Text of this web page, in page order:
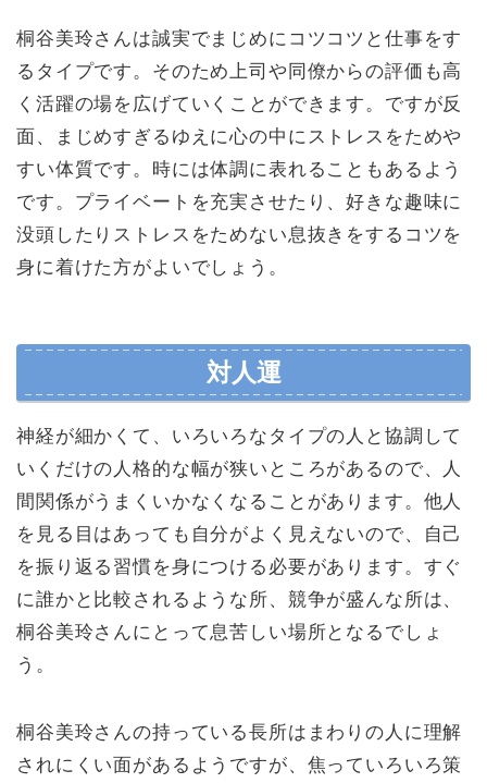
桐谷美玲さんは誠実でまじめにコツコツと仕事をす
るタイプです。そのため上司や同僚からの評価も高
く活躍の場を広げていくことができます。ですが反
面、まじめすぎるゆえに心の中にストレスをためや
すい体質です。時には体調に表れることもあるよう
です。プライベートを充実させたり、好きな趣味に
没頭したりストレスをためない息抜きをするコツを
身に着けた方がよいでしょう。
対人運
神経が細かくて、いろいろなタイプの人と協調して
いくだけの人格的な幅が狭いところがあるので、人
間関係がうまくいかなくなることがあります。他人
を見る目はあっても自分がよく見えないので、自己
を振り返る習慣を身につける必要があります。すぐ
に誰かと比較されるような所、競争が盛んな所は、
桐谷美玲さんにとって息苦しい場所となるでしょ
う。
桐谷美玲さんの持っている長所はまわりの人に理解
されにくい面があるようですが、焦っていろいろ策